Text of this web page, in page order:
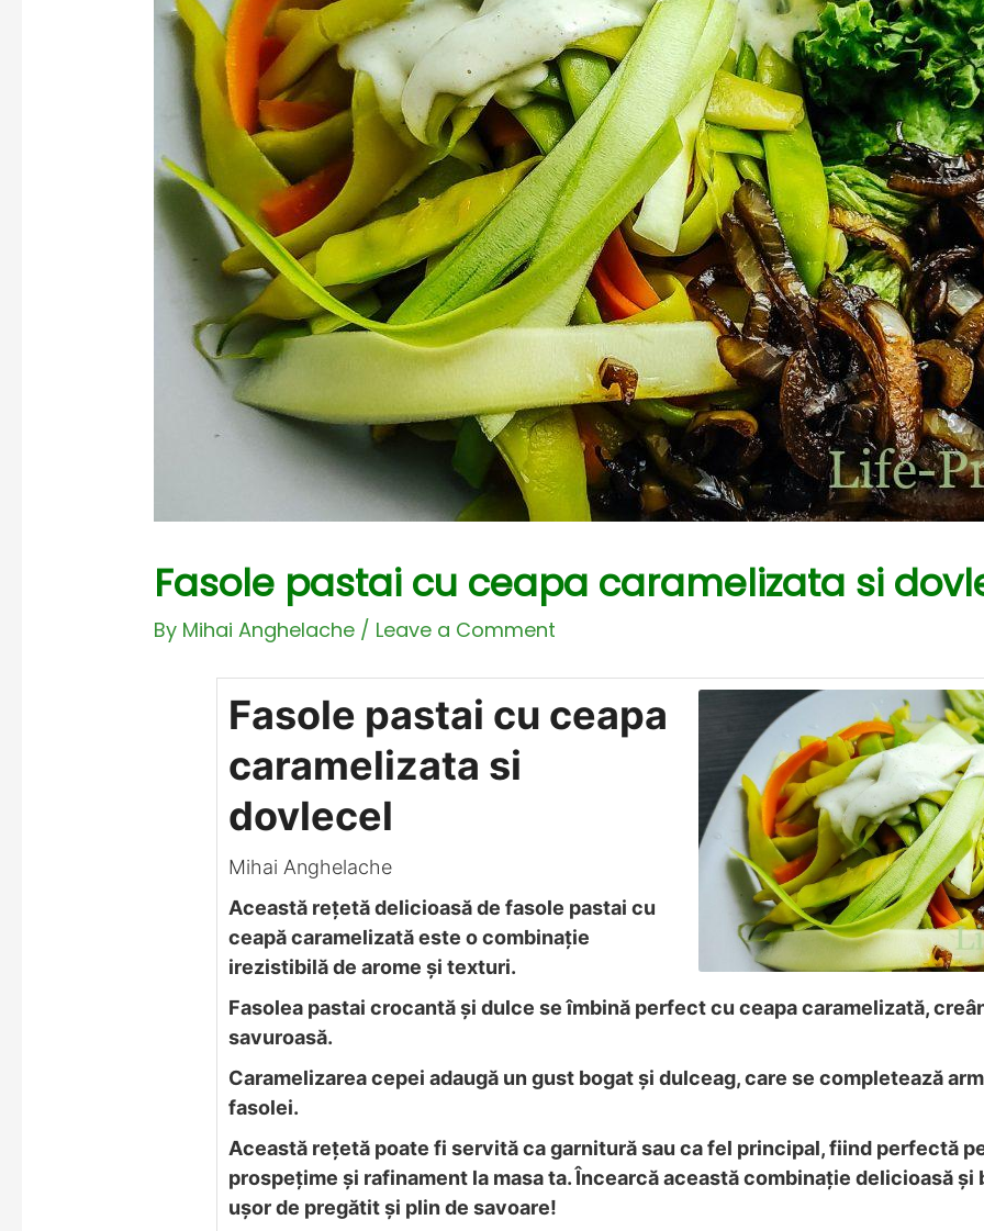
Fasole pastai cu ceapa caramelizata si
By Mihai Anghelache / Leave a Comment
Fasole pastai cu ceapa
caramelizata si
dovlecel
Mihai Anghelache
Această rețetă delicioasă de fasole pastai cu
ceapă caramelizată este o combinație
irezistibilă de arome și texturi.
Fasolea pastai crocantă și dulce se îmbină perfect cu ceapa caramelizată,
savuroasă.
Caramelizarea cepei adaugă un gust bogat și dulceag, care se completează
fasolei.
Această rețetă poate fi servită ca garnitură sau ca fel principal, fiind perfectă
prospețime și rafinament la masa ta. Încearcă această combinație delicioasă
ușor de pregătit și plin de savoare!